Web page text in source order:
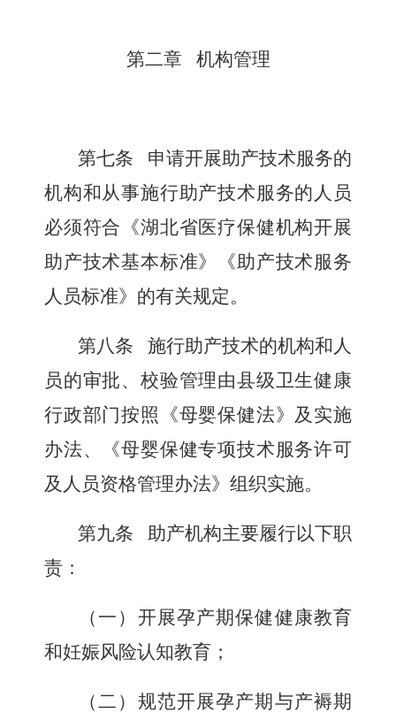
第二章 机构管理
第七条
申请开展助产技术服务的
机构和从事施行助产技术服务的人员
必须符合《湖北省医疗保健机构开展
助产技术基本标准》《助产技术服务
人员标准》的有关规定。
第八条
施行助产技术的机构和人
员的审批、校验管理由县级卫生健康
行政部门按照《母婴保健法》及实施
办法、《母婴保健专项技术服务许可
及人员资格管理办法》组织实施。
第九条
助产机构主要履行以下职
责：
（一）开展孕产期保健健康教育
和妊娠风险认知教育；
（二）规范开展孕产期与产褥期